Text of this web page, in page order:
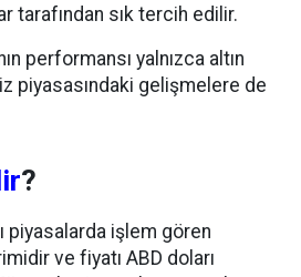
tarafından sık tercih edilir.
performansı yalnızca altın
piyasasındaki gelişmelere de
?
piyasalarda işlem gören
ve fiyatı ABD doları